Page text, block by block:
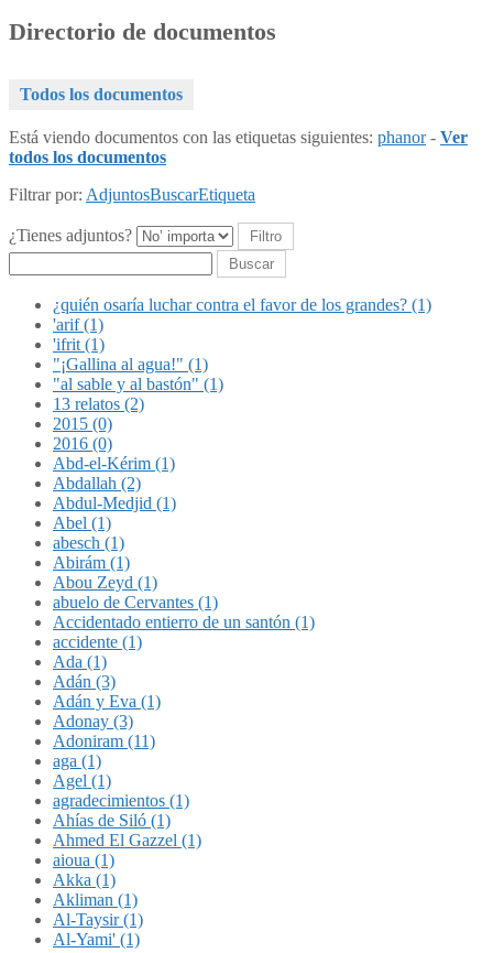
Directorio de documentos
Todos los documentos
Está viendo documentos con las etiquetas siguientes: phanor- Ver
todos los documentos
Filtrar por: AdjuntosBuscarEtiqueta
¿Tienes adjuntos?
Buscar
¿quién osaría luchar contra el favor de los grandes? (1)
'arif (1)
'ifrit (1)
"¡Gallina al agua!" (1)
"al sable y al bastón" (1)
13 relatos (2)
2015 (0)
2016 (0)
Abd-el-Kérim (1)
Abdallah (2)
Abdul-Medjid (1)
Abel (1)
abesch (1)
Abirám (1)
Abou Zeyd (1)
abuelo de Cervantes (1)
Accidentado entierro de un santón (1)
accidente (1)
Ada (1)
Adán (3)
Adán y Eva (1)
Adonay (3)
Adoniram (11)
aga (1)
Agel (1)
agradecimientos (1)
Ahías de Siló (1)
Ahmed El Gazzel (1)
aioua (1)
Akka (1)
Akliman (1)
Al-Taysir (1)
Al-Yami' (1)